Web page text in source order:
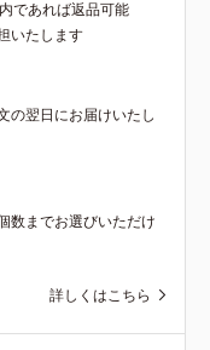
であれば返品可能
いたします
の翌日にお届けいたし
数までお選びいただけ
詳しくはこちら